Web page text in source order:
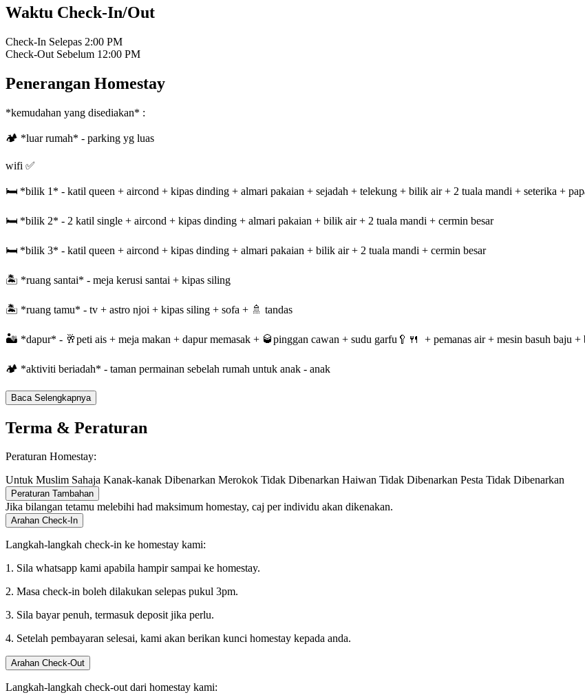
Waktu Check-In/Out
Check-In Selepas 2:00 PM
Check-Out Sebelum 12:00 PM
Penerangan Homestay
*kemudahan yang disediakan* :
🏕️ *luar rumah* - parking yg luas
wifi ✅
🛏 *bilik 1* - katil queen + aircond + kipas dinding + almari pakaian + sejadah + telekung + bilik air + 2 tuala mandi + seterika +
🛏 *bilik 2* - 2 katil single + aircond + kipas dinding + almari pakaian + bilik air + 2 tuala mandi + cermin besar
🛏️ *bilik 3* - katil queen + aircond + kipas dinding + almari pakaian + bilik air + 2 tuala mandi + cermin besar
🏝️ *ruang santai* - meja kerusi santai + kipas siling
🏝️ *ruang tamu* - tv + astro njoi + kipas siling + sofa + 🚿 tandas
🏜️ *dapur* - 🥂peti ais + meja makan + dapur memasak + 🥃pinggan cawan + sudu garfu🥄🍴 + pemanas air + mesin basuh baju +
🏕️ *aktiviti beriadah* - taman permainan sebelah rumah untuk anak - anak
Baca Selengkapnya
Terma & Peraturan
Peraturan Homestay:
Untuk Muslim Sahaja Kanak-kanak Dibenarkan Merokok Tidak Dibenarkan Haiwan Tidak Dibenarkan Pesta Tidak Dibenarkan
Peraturan Tambahan
Jika bilangan tetamu melebihi had maksimum homestay, caj per individu akan dikenakan.
Arahan Check-In
Langkah-langkah check-in ke homestay kami:
1. Sila whatsapp kami apabila hampir sampai ke homestay.
2. Masa check-in boleh dilakukan selepas pukul 3pm.
3. Sila bayar penuh, termasuk deposit jika perlu.
4. Setelah pembayaran selesai, kami akan berikan kunci homestay kepada anda.
Arahan Check-Out
Langkah-langkah check-out dari homestay kami: